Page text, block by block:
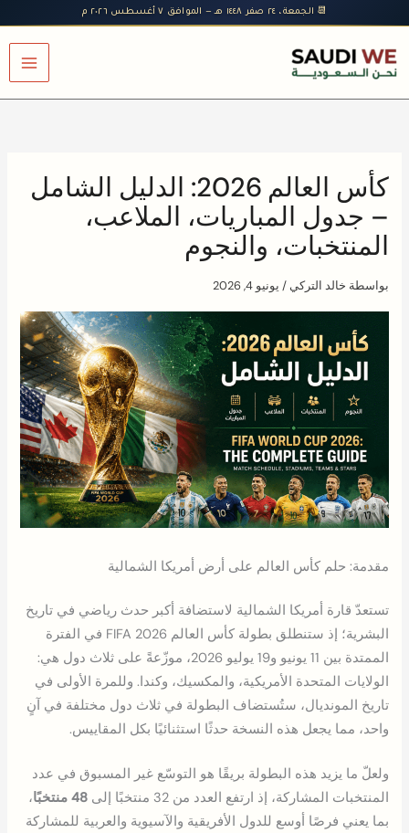
📆 الجمعة، ٢٤ صفر ١٤٤٨ هـ — الموافق ٧ أغسطس ٢٠٢٦ م
المحتوى
كأس العالم 2026: الدليل الشامل
– جدول المباريات، الملاعب،
المنتخبات، والنجوم
بواسطة خالد التركي/ يونيو 4, 2026
مقدمة: حلم كأس العالم على أرض أمريكا الشمالية
تستعدّ قارة أمريكا الشمالية لاستضافة أكبر حدث رياضي في تاريخ
البشرية؛ إذ ستنطلق بطولة كأس العالم FIFA 2026 في الفترة
الممتدة بين 11 يونيو و19 يوليو 2026، موزّعةً على ثلاث دول هي:
الولايات المتحدة الأمريكية، والمكسيك، وكندا. وللمرة الأولى في
تاريخ المونديال، ستُستضاف البطولة في ثلاث دول مختلفة في آنٍ
واحد، مما يجعل هذه النسخة حدثًا استثنائيًا بكل المقاييس.
ولعلّ ما يزيد هذه البطولة بريقًا هو التوسّع غير المسبوق في عدد
المنتخبات المشاركة، إذ ارتفع العدد من 32 منتخبًا إلى
48 منتخبًا
،
بما يعني فرصًا أوسع للدول الأفريقية والآسيوية والعربية للمشاركة